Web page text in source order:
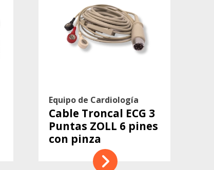
Equipo de Cardiología
Cable Troncal ECG 3
Puntas ZOLL 6 pines
con pinza